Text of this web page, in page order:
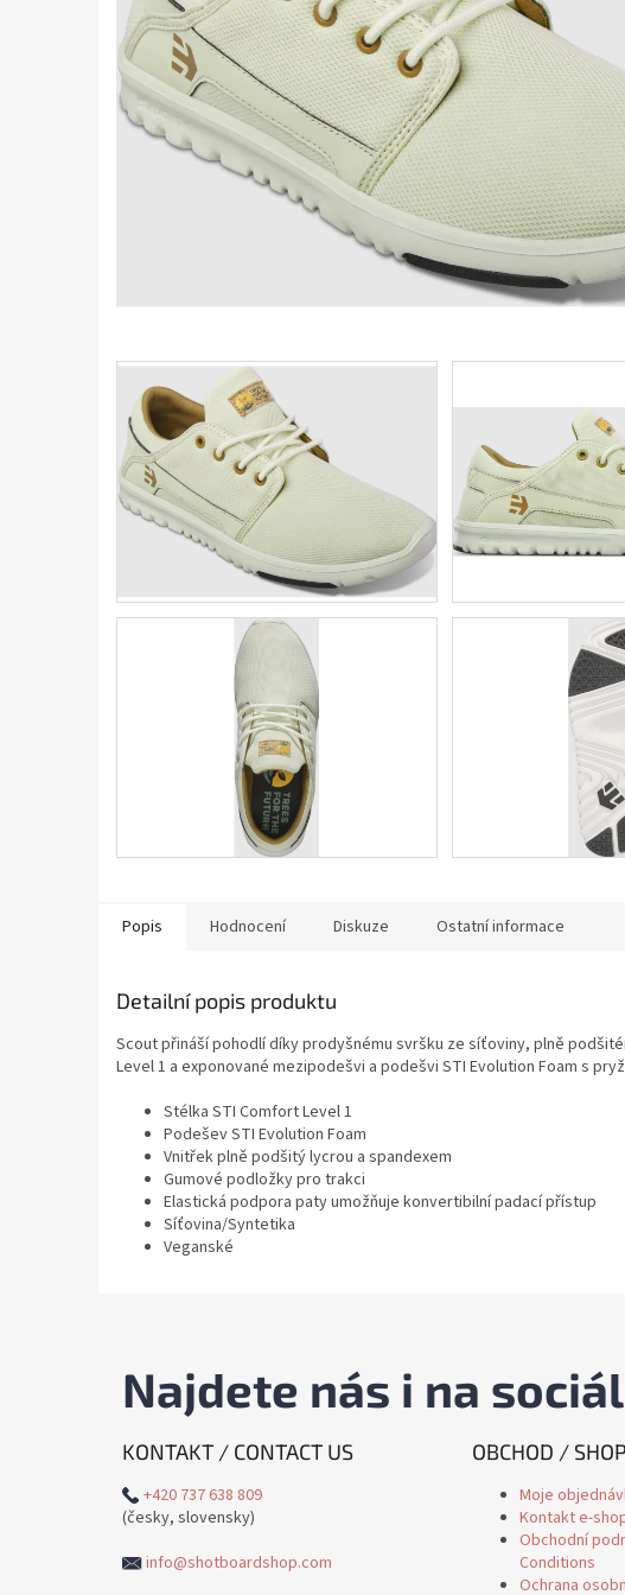
Popis Hodnocení Diskuze Ostatní informace
Detailní popis produktu
Scout přináší pohodlí díky prodyšnému svršku ze síťoviny, plně
Level 1 a exponované mezipodešvi a podešvi STI Evolution Foam s
Stélka STI Comfort Level 1
Podešev STI Evolution Foam
Vnitřek plně podšitý lycrou a spandexem
Gumové podložky pro trakci
Elastická podpora paty umožňuje konvertibilní padací přístup
Síťovina/Syntetika
Veganské
Najdete nás i na
KONTAKT / CONTACT US
+420 737 638 809
(česky, slovensky)
info@shotboardshop.com
OBCHOD / SHOP
Moje
Kontakt e-
Obchodní
Conditions
Ochrana